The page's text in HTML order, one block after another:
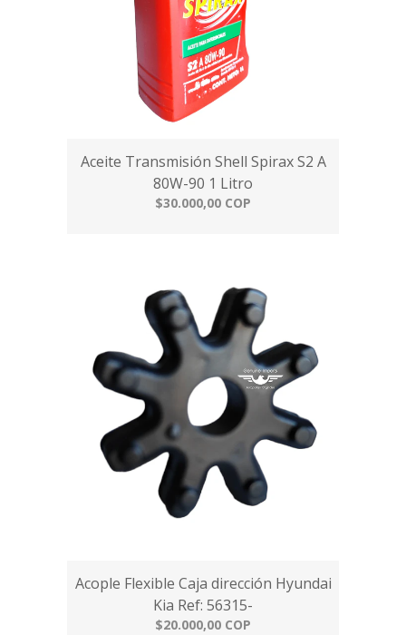
Aceite Transmisión Shell Spirax S2 A
80W-90 1 Litro
$30.000,00 COP
Acople Flexible Caja dirección Hyundai
Kia Ref: 56315-
$20.000,00 COP